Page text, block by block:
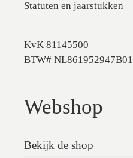
Statuten en jaarstukken
KvK 81145500
BTW# NL861952947B01
Webshop
Bekijk de shop